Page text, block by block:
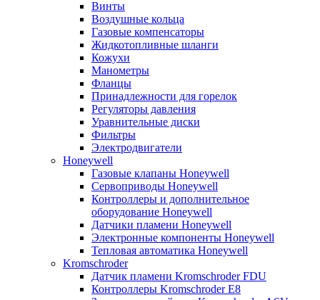
Винты
Воздушные кольца
Газовые компенсаторы
Жидкотопливные шланги
Кожухи
Манометры
Фланцы
Принадлежности для горелок
Регуляторы давления
Уравнительные диски
Фильтры
Электродвигатели
Honeywell
Газовые клапаны Honeywell
Сервоприводы Honeywell
Контроллеры и дополнительное
оборудование Honeywell
Датчики пламени Honeywell
Электронные компоненты Honeywell
Тепловая автоматика Honeywell
Kromschroder
Датчик пламени Kromschroder FDU
Контроллеры Kromschroder E8